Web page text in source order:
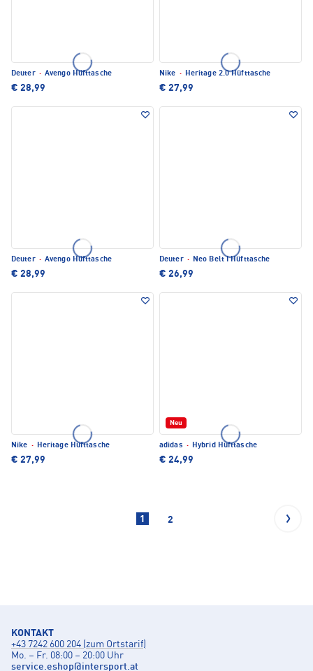
Deuter · Avengo Hüfttasche
€ 28,99
Nike · Heritage 2.0 Hüfttasche
€ 27,99
Deuter · Avengo Hüfttasche
€ 28,99
Deuter · Neo Belt I Hüfttasche
€ 26,99
Nike · Heritage Hüfttasche
€ 27,99
Neu
adidas · Hybrid Hüfttasche
€ 24,99
1 2
KONTAKT
+43 7242 600 204 (zum Ortstarif)
Mo. – Fr. 08:00 – 20:00 Uhr
service.eshop@intersport.at